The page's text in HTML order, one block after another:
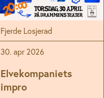
Fjerde Losjerad
30. apr 2026
Elvekompaniets
impro